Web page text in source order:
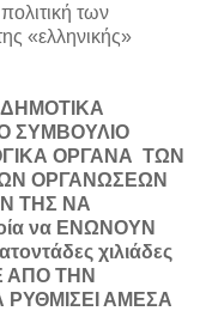
των
«ελληνικής»
ΣΥΜΒΟΥΛΙΟ
ΟΡΓΑΝΑ ΤΩΝ
ΟΡΓΑΝΩΣΕΩΝ
ΤΗΣ ΝΑ
να ΕΝΩΝΟΥΝ
χιλιάδες
ΑΠΟ ΤΗΝ
ΡΥΘΜΙΣΕΙ ΑΜΕΣΑ